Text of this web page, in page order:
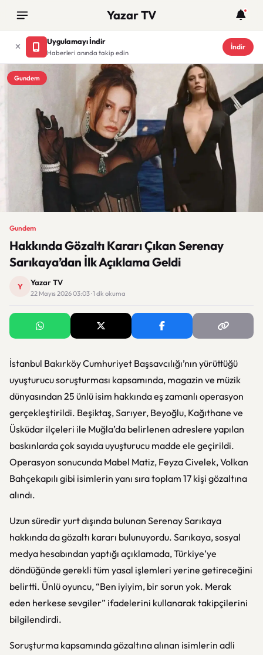
Yazar TV
Uygulamayı İndir
Haberleri anında takip edin
İndir
Gundem
Gundem
Hakkında Gözaltı Kararı Çıkan Serenay
Sarıkaya’dan İlk Açıklama Geldi
Y Yazar TV
22 Mayıs 2026 03:03 · 1 dk okuma
İstanbul Bakırköy Cumhuriyet Başsavcılığı’nın yürüttüğü
uyuşturucu soruşturması kapsamında, magazin ve müzik
dünyasından 25 ünlü isim hakkında eş zamanlı operasyon
gerçekleştirildi. Beşiktaş, Sarıyer, Beyoğlu, Kağıthane ve
Üsküdar ilçeleri ile Muğla’da belirlenen adreslere yapılan
baskınlarda çok sayıda uyuşturucu madde ele geçirildi.
Operasyon sonucunda Mabel Matiz, Feyza Civelek, Volkan
Bahçekapılı gibi isimlerin yanı sıra toplam 17 kişi gözaltına
alındı.
Uzun süredir yurt dışında bulunan Serenay Sarıkaya
hakkında da gözaltı kararı bulunuyordu. Sarıkaya, sosyal
medya hesabından yaptığı açıklamada, Türkiye’ye
döndüğünde gerekli tüm yasal işlemleri yerine getireceğini
belirtti. Ünlü oyuncu, “Ben iyiyim, bir sorun yok. Merak
eden herkese sevgiler” ifadelerini kullanarak takipçilerini
bilgilendirdi.
Soruşturma kapsamında gözaltına alınan isimlerin adli